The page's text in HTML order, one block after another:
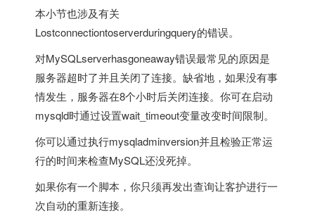
本小节也涉及有关
Lostconnectiontoserverduringquery的错误。
对MySQLserverhasgoneaway错误最常见的原因是
服务器超时了并且关闭了连接。缺省地，如果没有事
情发生，服务器在8个小时后关闭连接。你可在启动
mysqld时通过设置wait_timeout变量改变时间限制。
你可以通过执行mysqladminversion并且检验正常运
行的时间来检查MySQL还没死掉。
如果你有一个脚本，你只须再发出查询让客护进行一
次自动的重新连接。